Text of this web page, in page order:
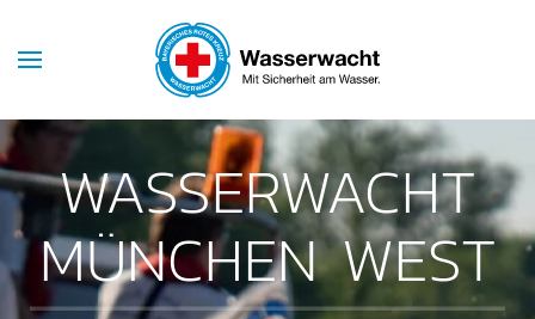
Skip to main content
WASSERWACHT
MÜNCHEN WEST